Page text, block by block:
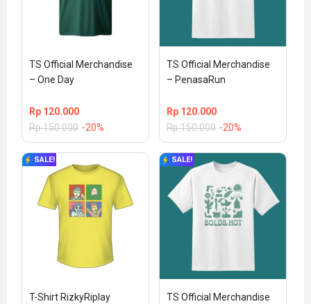
TS Official Merchandise
– One Day
Rp 120.000
Rp150.000 -20%
TS Official Merchandise
– PenasaRun
Rp 120.000
Rp150.000 -20%
SALE!
T-Shirt RizkyRiplay
SALE!
TS Official Merchandise